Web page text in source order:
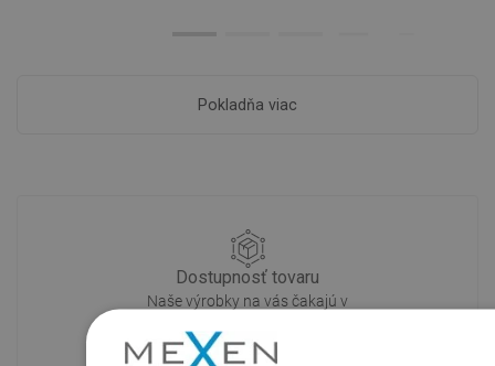
Pokladňa viac
Dostupnosť tovaru
Naše výrobky na vás čakajú v
modernom sklade.Vždy pripravený na
prepravu!